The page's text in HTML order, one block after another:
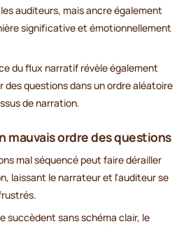
auditeurs, mais ancre également
significative et émotionnellement
du flux narratif révèle également
des questions dans un ordre aléatoire
de narration.
mauvais ordre des questions
mal séquencé peut faire dérailler
laissant le narrateur et l'auditeur se
succèdent sans schéma clair, le